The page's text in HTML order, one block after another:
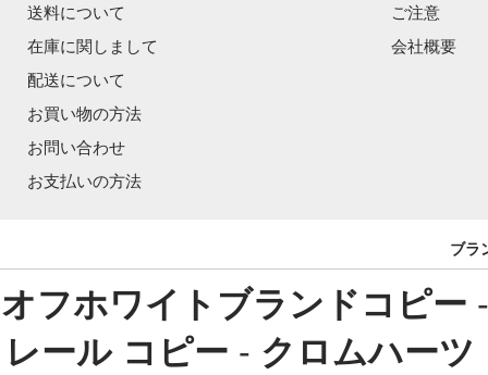
送料について
在庫に関しまして
配送について
お買い物の方法
お問い合わせ
お支払いの方法
ご注意
会社概要
ブラ
オフホワイトブランドコピー
レール コピー - クロムハーツ